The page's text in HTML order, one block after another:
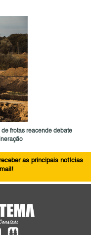
frotas reacende debate
as principais notícias